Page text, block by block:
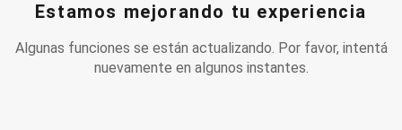
Estamos mejorando tu experiencia
Algunas funciones se están actualizando. Por favor, intentá
nuevamente en algunos instantes.